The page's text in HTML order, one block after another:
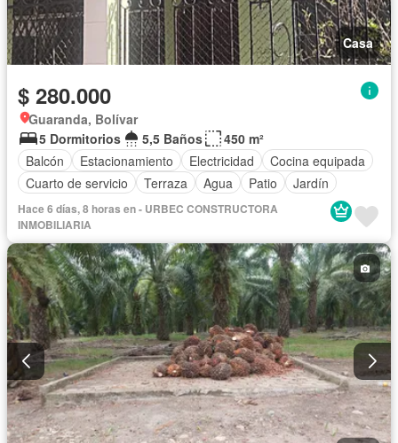
Casa
$ 280.000
Guaranda, Bolívar
5 Dormitorios
5,5 Baños
450 m²
Balcón
Estacionamiento Electricidad
Cocina equipada
Cuarto de servicio
Terraza Agua Patio Jardín
Hace 6 días, 8 horas en - URBEC CONSTRUCTORA
INMOBILIARIA